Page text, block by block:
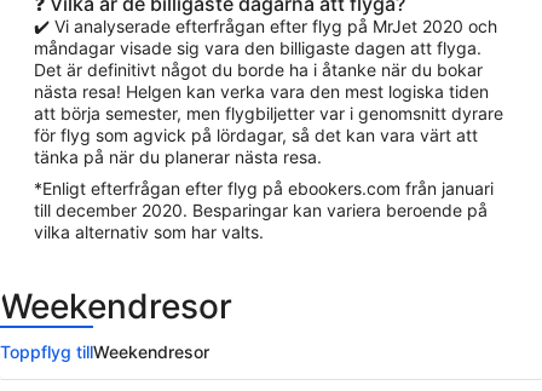
✔️ Vi analyserade efterfrågan efter flyg på MrJet 2020 och
måndagar visade sig vara den billigaste dagen att flyga.
Det är definitivt något du borde ha i åtanke när du bokar
nästa resa! Helgen kan verka vara den mest logiska tiden
att börja semester, men flygbiljetter var i genomsnitt dyrare
för flyg som agvick på lördagar, så det kan vara värt att
tänka på när du planerar nästa resa.
*Enligt efterfrågan efter flyg på ebookers.com från januari
till december 2020. Besparingar kan variera beroende på
vilka alternativ som har valts.
Weekendresor
Toppflyg tillWeekendresor